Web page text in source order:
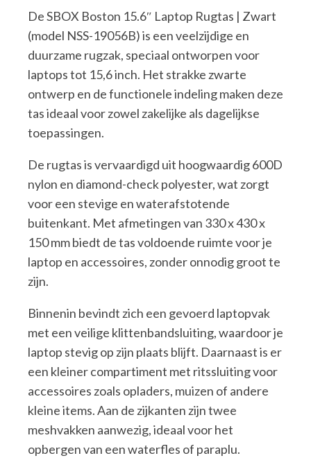
De SBOX Boston 15.6″ Laptop Rugtas | Zwart
(model NSS-19056B) is een veelzijdige en
duurzame rugzak, speciaal ontworpen voor
laptops tot 15,6 inch. Het strakke zwarte
ontwerp en de functionele indeling maken deze
tas ideaal voor zowel zakelijke als dagelijkse
toepassingen.
De rugtas is vervaardigd uit hoogwaardig 600D
nylon en diamond-check polyester, wat zorgt
voor een stevige en waterafstotende
buitenkant. Met afmetingen van 330 x 430 x
150 mm biedt de tas voldoende ruimte voor je
laptop en accessoires, zonder onnodig groot te
zijn.
Binnenin bevindt zich een gevoerd laptopvak
met een veilige klittenbandsluiting, waardoor je
laptop stevig op zijn plaats blijft. Daarnaast is er
een kleiner compartiment met ritssluiting voor
accessoires zoals opladers, muizen of andere
kleine items. Aan de zijkanten zijn twee
meshvakken aanwezig, ideaal voor het
opbergen van een waterfles of paraplu.